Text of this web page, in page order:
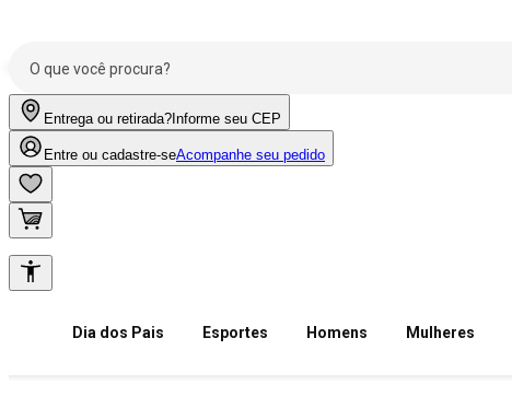
Entrega ou retirada? Informe seu CEP
Entre ou cadastre-seAcompanhe seu pedido
Dia dos Pais Esportes Homens Mulheres